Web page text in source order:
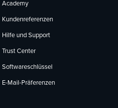
Academy
Kundenreferenzen
Hilfe und Support
Trust Center
Softwareschlüssel
E-Mail-Präferenzen